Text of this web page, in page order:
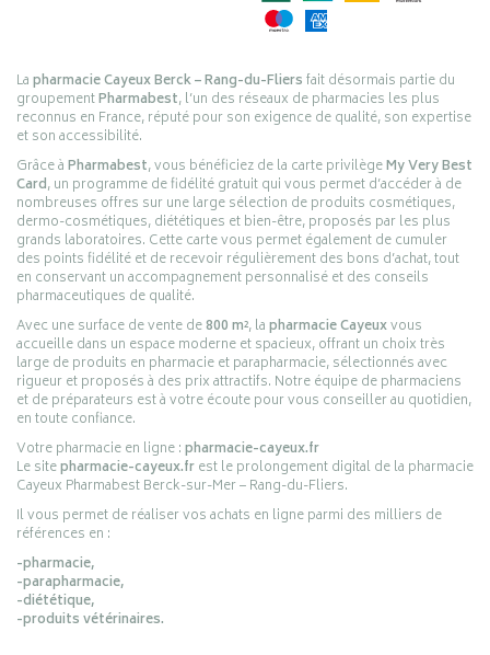
Lapharmacie Cayeux Berck – Rang-du-Fliersfait désormais partie du
groupementPharmabest, l’un des réseaux de pharmacies les plus
reconnus en France, réputé pour son exigence de qualité, son expertise
et son accessibilité.
Grâce àPharmabest, vous bénéficiez de la carte privilègeMy Very Best
Card, un programme de fidélité gratuit qui vous permet d’accéder à de
nombreuses offres sur une large sélection de produits cosmétiques,
dermo-cosmétiques, diététiques et bien-être, proposés par les plus
grands laboratoires. Cette carte vous permet également de cumuler
des points fidélité et de recevoir régulièrement des bons d’achat, tout
en conservant un accompagnement personnalisé et des conseils
pharmaceutiques de qualité.
Avec une surface de vente de800 m², lapharmacie Cayeuxvous
accueille dans un espace moderne et spacieux, offrant un choix très
large de produits en pharmacie et parapharmacie, sélectionnés avec
rigueur et proposés à des prix attractifs. Notre équipe de pharmaciens
et de préparateurs est à votre écoute pour vous conseiller au quotidien,
en toute confiance.
Votre pharmacie en ligne :pharmacie-cayeux.fr
Le sitepharmacie-cayeux.frest le prolongement digital de la pharmacie
Cayeux Pharmabest Berck-sur-Mer – Rang-du-Fliers.
Il vous permet de réaliser vos achats en ligne parmi des milliers de
références en :
-pharmacie,
-parapharmacie,
-diététique,
-produits vétérinaires.